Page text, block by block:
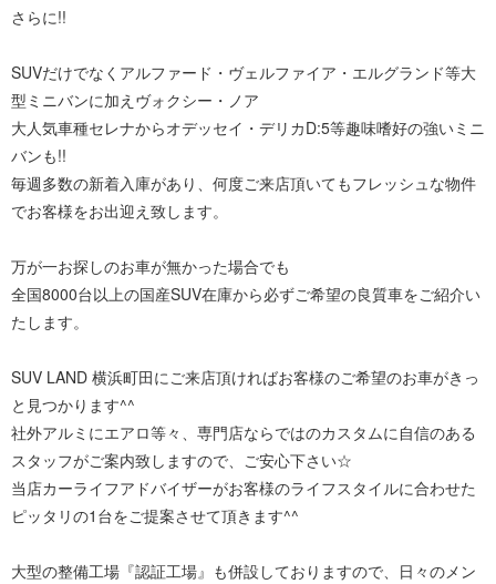
さらに!!
SUVだけでなくアルファード・ヴェルファイア・エルグランド等大
型ミニバンに加えヴォクシー・ノア
大人気車種セレナからオデッセイ・デリカD:5等趣味嗜好の強いミニ
バンも!!
毎週多数の新着入庫があり、何度ご来店頂いてもフレッシュな物件
でお客様をお出迎え致します。
万が一お探しのお車が無かった場合でも
全国8000台以上の国産SUV在庫から必ずご希望の良質車をご紹介い
たします。
SUV LAND 横浜町田にご来店頂ければお客様のご希望のお車がきっ
と見つかります^^
社外アルミにエアロ等々、専門店ならではのカスタムに自信のある
スタッフがご案内致しますので、ご安心下さい☆
当店カーライフアドバイザーがお客様のライフスタイルに合わせた
ピッタリの1台をご提案させて頂きます^^
大型の整備工場『認証工場』も併設しておりますので、日々のメン